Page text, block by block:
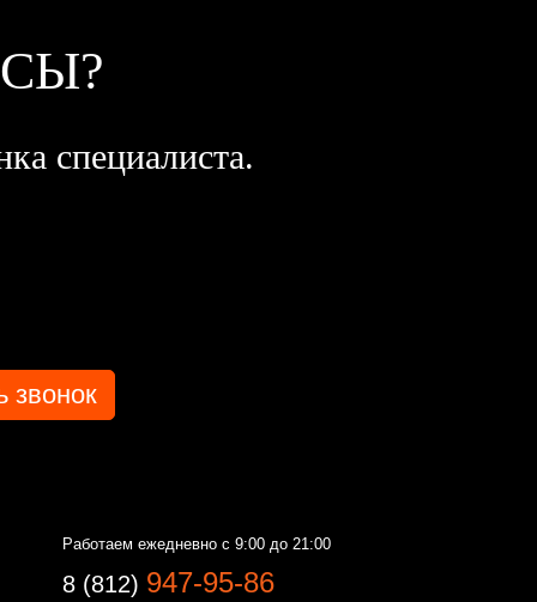
специалиста.
Работаем ежедневно с 9:00 до 21:00
8 (812) 947-95-86